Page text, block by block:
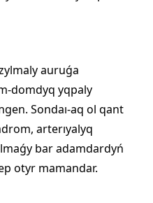
auruǵa
domdyq yqpaly
Sondaı-aq ol qant
arterıyalyq
bar adamdardyń
otyr mamandar.